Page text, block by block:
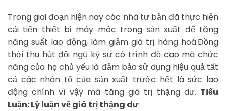
Trong giai đoạn hiện nay các nhà tư bản đã thực hiện
cải tiến thiết bị máy móc trong sản xuất để tăng
năng suất lao động, làm giảm giá trị hàng hoá.Đồng
thời thu hút đội ngũ kỹ sư có trình độ cao mà chức
năng của họ chủ yếu là đảm bảo sử dụng hiệu quả tất
cả các nhân tố của sản xuất trước hết là sức lao
động chính vì vậy mà tăng giá trị thặng dư. Tiểu
Luận: Lý luận về giá trị thặng dư